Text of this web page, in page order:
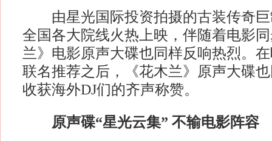
由星光国际投资拍摄的古装传奇巨
全国各大院线火热上映，伴随着电影
兰》电影原声大碟也同样反响热烈。
联名推荐之后，《花木兰》原声大碟
收获海外DJ们的齐声称赞。
原声碟“星光云集” 不输电影阵容